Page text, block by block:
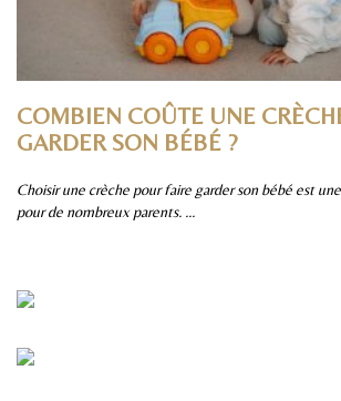
COMBIEN COÛTE UNE
GARDER SON BÉBÉ ?
Choisir une crèche pour faire garder son bébé est
pour de nombreux parents. ...